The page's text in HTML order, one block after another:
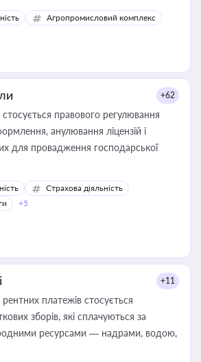
Агропромисловий комплекс
+62
правового регулювання
анулювання ліцензій і
для провадження господарської
Страхова діяльність
+5
+11
платежів стосується
зборів, які сплачуються за
ресурсами — надрами, водою,